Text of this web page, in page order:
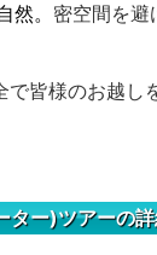
。 密空間を避
皆様のお越し
ター)ツアーの